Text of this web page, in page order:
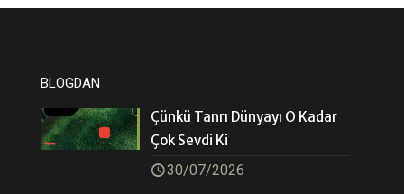
BLOGDAN
Çünkü Tanrı Dünyayı O Kadar
Çok Sevdi Ki
30/07/2026